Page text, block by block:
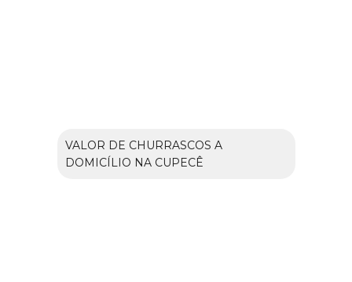
VALOR DE CHURRASCOS A
DOMICÍLIO NA CUPECÊ